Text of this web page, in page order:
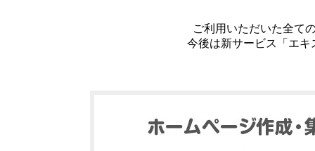
ご利用いただいた全て
今後は新サービス「エ